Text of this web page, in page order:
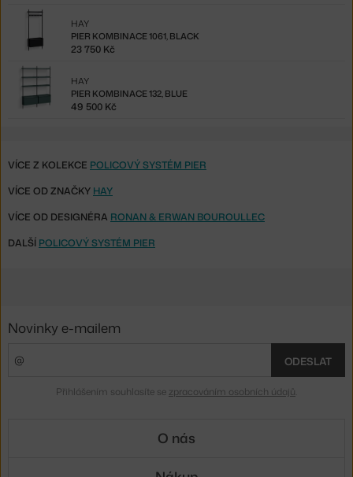
PIER KOMBINACE 1061, BLACK
HAY
23 750 Kč
PIER KOMBINACE 132, BLUE
HAY
49 500 Kč
VÍCE Z KOLEKCE POLICOVÝ SYSTÉM PIER
VÍCE OD ZNAČKY HAY
VÍCE OD DESIGNÉRA RONAN & ERWAN BOUROULLEC
DALŠÍ POLICOVÝ SYSTÉM PIER
Novinky e-mailem
ODESLAT
Přihlášením souhlasíte se zpracováním osobních údajů
O nás